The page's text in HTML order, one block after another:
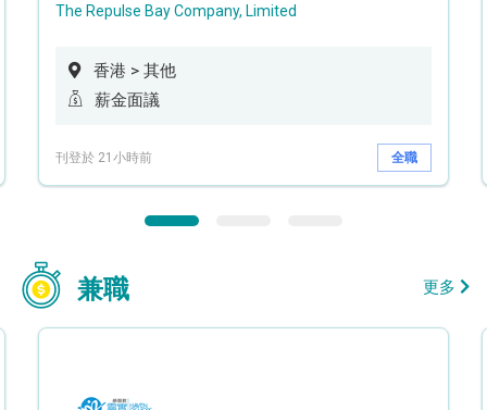
The Repulse Bay Company, Limited
香港 > 其他
薪金面議
刊登於 21小時前 全職
兼職 更多